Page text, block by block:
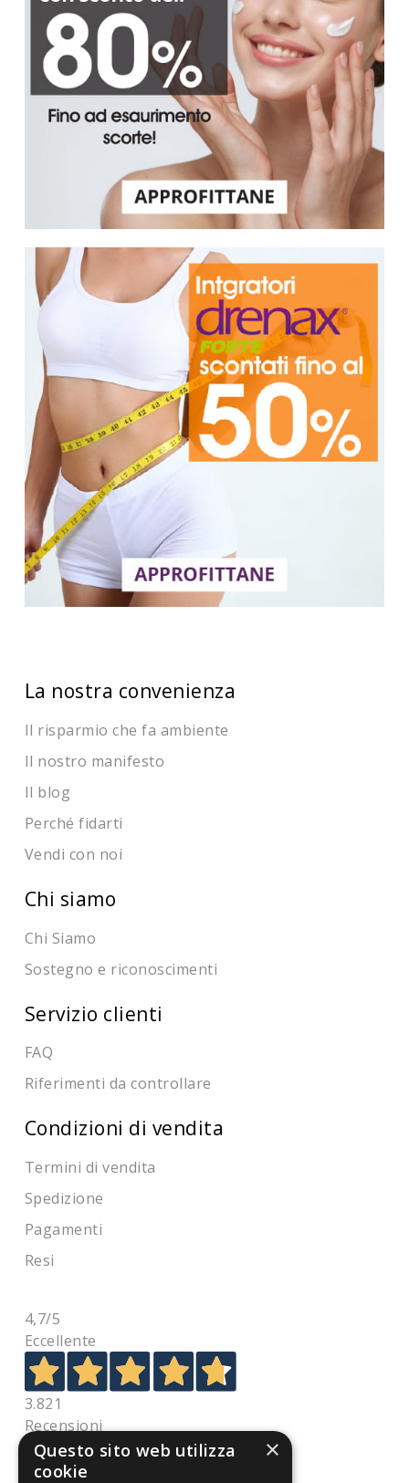
La nostra convenienza
Il risparmio che fa ambiente
Il nostro manifesto
Il blog
Perché fidarti
Vendi con noi
Chi siamo
Chi Siamo
Sostegno e riconoscimenti
Servizio clienti
FAQ
Riferimenti da controllare
Condizioni di vendita
Termini di vendita
Spedizione
Pagamenti
Resi
4,7/5
Eccellente
3.821
Recensioni
×
Questo sito web utilizza
cookie